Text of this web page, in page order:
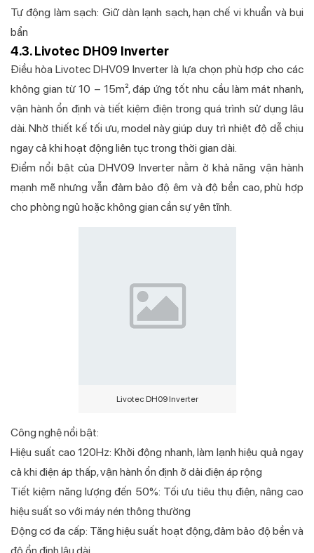
Tự động làm sạch: Giữ dàn lạnh sạch, hạn chế vi khuẩn và bụi
bẩn
4.3. Livotec DH09 Inverter
Điều hòa Livotec DHV09 Inverter là lựa chọn phù hợp cho các
không gian từ 10 – 15m², đáp ứng tốt nhu cầu làm mát nhanh,
vận hành ổn định và tiết kiệm điện trong quá trình sử dụng lâu
dài. Nhờ thiết kế tối ưu, model này giúp duy trì nhiệt độ dễ chịu
ngay cả khi hoạt động liên tục trong thời gian dài.
Điểm nổi bật của DHV09 Inverter nằm ở khả năng vận hành
mạnh mẽ nhưng vẫn đảm bảo độ êm và độ bền cao, phù hợp
cho phòng ngủ hoặc không gian cần sự yên tĩnh.
Livotec DH09 Inverter
Công nghệ nổi bật:
Hiệu suất cao 120Hz: Khởi động nhanh, làm lạnh hiệu quả ngay
cả khi điện áp thấp, vận hành ổn định ở dải điện áp rộng
Tiết kiệm năng lượng đến 50%: Tối ưu tiêu thụ điện, nâng cao
hiệu suất so với máy nén thông thường
Động cơ đa cấp: Tăng hiệu suất hoạt động, đảm bảo độ bền và